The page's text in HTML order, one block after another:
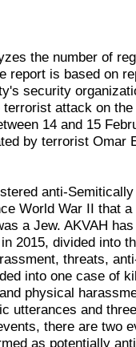
the number of
report is based on
security
attack on the
14 and 15
by terrorist Omar
anti-
World War II that
a Jew. AKVAH
2015, divided into
threats,
into one case of
physical
utterances and
there are two
as potentially